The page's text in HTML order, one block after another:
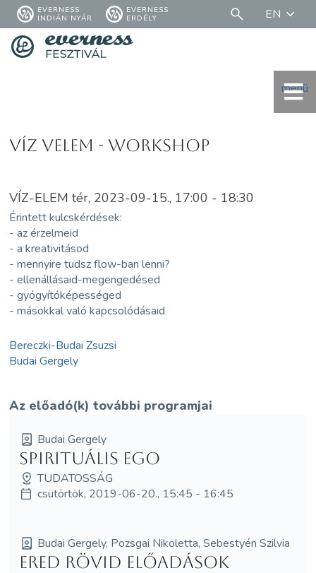
EVERNESS
INDIÁN NYÁR
EVERNESS
ERDÉLY
EN
menü
Víz VElem - WORKSHOP
VÍZ-ELEM tér, 2023-09-15., 17:00 - 18:30
Érintett kulcskérdések:
- az érzelmeid
- a kreativitásod
- mennyire tudsz flow-ban lenni?
- ellenállásaid-megengedésed
- gyógyítóképességed
- másokkal való kapcsolódásaid
Bereczki-Budai Zsuzsi
Budai Gergely
Az előadó(k) további programjai
Budai Gergely
Spirituális Ego
TUDATOSSÁG
csütörtök, 2019-06-20., 15:45 - 16:45
Budai Gergely, Pozsgai Nikoletta, Sebestyén Szilvia
ERED rövid előadások